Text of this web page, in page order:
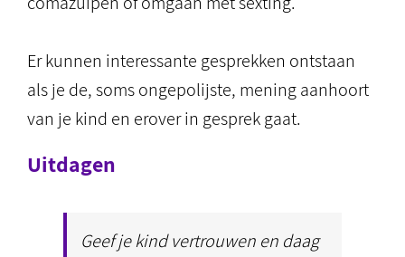
Er kunnen interessante gesprekken ontstaan
als je de, soms ongepolijste, mening aanhoort
van je kind en erover in gesprek gaat.
Uitdagen
Geef je kind vertrouwen en daag